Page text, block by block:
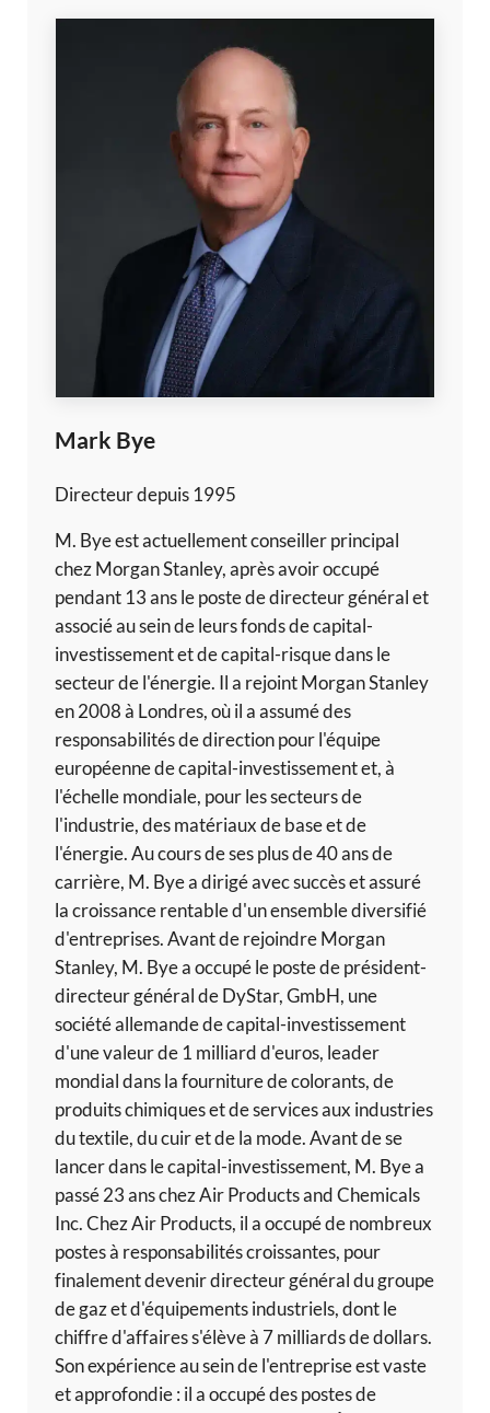
Mark Bye
Directeur depuis 1995
M. Bye est actuellement conseiller principal
chez Morgan Stanley, après avoir occupé
pendant 13 ans le poste de directeur général et
associé au sein de leurs fonds de capital-
investissement et de capital-risque dans le
secteur de l'énergie. Il a rejoint Morgan Stanley
en 2008 à Londres, où il a assumé des
responsabilités de direction pour l'équipe
européenne de capital-investissement et, à
l'échelle mondiale, pour les secteurs de
l'industrie, des matériaux de base et de
l'énergie. Au cours de ses plus de 40 ans de
carrière, M. Bye a dirigé avec succès et assuré
la croissance rentable d'un ensemble diversifié
d'entreprises. Avant de rejoindre Morgan
Stanley, M. Bye a occupé le poste de président-
directeur général de DyStar, GmbH, une
société allemande de capital-investissement
d'une valeur de 1 milliard d'euros, leader
mondial dans la fourniture de colorants, de
produits chimiques et de services aux industries
du textile, du cuir et de la mode. Avant de se
lancer dans le capital-investissement, M. Bye a
passé 23 ans chez Air Products and Chemicals
Inc. Chez Air Products, il a occupé de nombreux
postes à responsabilités croissantes, pour
finalement devenir directeur général du groupe
de gaz et d'équipements industriels, dont le
chiffre d'affaires s'élève à 7 milliards de dollars.
Son expérience au sein de l'entreprise est vaste
et approfondie : il a occupé des postes de